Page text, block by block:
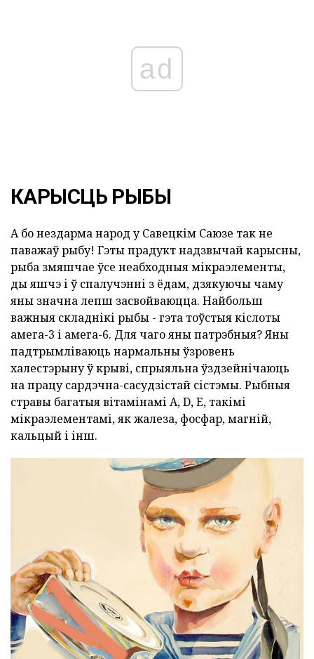
ad
КАРЫСЦЬ РЫБЫ
А бо нездарма народ у Савецкім Саюзе так не
паважаў рыбу! Гэты прадукт надзвычай карысны,
рыба змяшчае ўсе неабходныя мікраэлементы,
ды яшчэ і ў спалучэнні з ёдам, дзякуючы чаму
яны значна лепш засвойваюцца. Найбольш
важныя складнікі рыбы - гэта тоўстыя кіслоты
амега-3 і амега-6. Для чаго яны патрэбныя? Яны
падтрымліваюць нармальны ўзровень
халестэрыну ў крыві, спрыяльна ўздзейнічаюць
на працу сардэчна-сасудзістай сістэмы. Рыбныя
стравы багатыя вітамінамі A, D, E, такімі
мікраэлементамі, як жалеза, фосфар, магній,
кальцый і інш.